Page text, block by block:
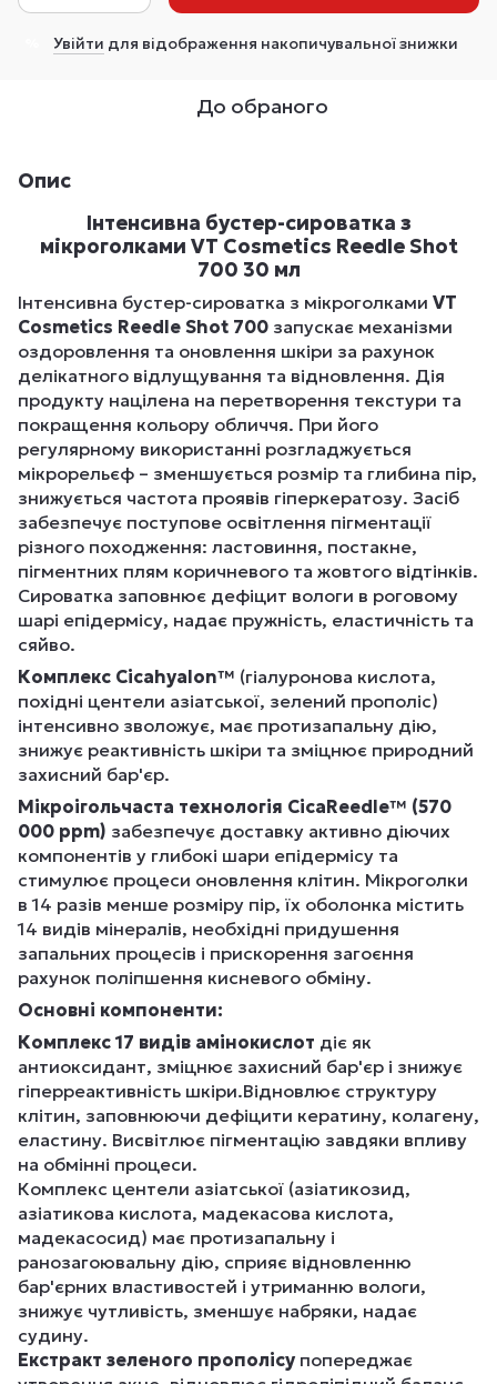
Увійти для відображення накопичувальної знижки
До обраного
Опис
Інтенсивна бустер-сироватка з
мікроголками VT Cosmetics Reedle Shot
700 30 мл
Інтенсивна бустер-сироватка з мікроголками VT
Cosmetics Reedle Shot 700 запускає механізми
оздоровлення та оновлення шкіри за рахунок
делікатного відлущування та відновлення. Дія
продукту націлена на перетворення текстури та
покращення кольору обличчя. При його
регулярному використанні розгладжується
мікрорельєф – зменшується розмір та глибина пір,
знижується частота проявів гіперкератозу. Засіб
забезпечує поступове освітлення пігментації
різного походження: ластовиння, постакне,
пігментних плям коричневого та жовтого відтінків.
Сироватка заповнює дефіцит вологи в роговому
шарі епідермісу, надає пружність, еластичність та
сяйво.
Комплекс Cicahyalon™ (гіалуронова кислота,
похідні центели азіатської, зелений прополіс)
інтенсивно зволожує, має протизапальну дію,
знижує реактивність шкіри та зміцнює природний
захисний бар'єр.
Мікроігольчаста технологія CicaReedle™ (570
000 ppm) забезпечує доставку активно діючих
компонентів у глибокі шари епідермісу та
стимулює процеси оновлення клітин. Мікроголки
в 14 разів менше розміру пір, їх оболонка містить
14 видів мінералів, необхідні придушення
запальних процесів і прискорення загоєння
рахунок поліпшення кисневого обміну.
Основні компоненти:
Комплекс 17 видів амінокислот діє як
антиоксидант, зміцнює захисний бар'єр і знижує
гіперреактивність шкіри.Відновлює структуру
клітин, заповнюючи дефіцити кератину, колагену,
еластину. Висвітлює пігментацію завдяки впливу
на обмінні процеси.
Комплекс центели азіатської (азіатикозид,
азіатикова кислота, мадекасова кислота,
мадекасосид) має протизапальну і
ранозагоювальну дію, сприяє відновленню
бар'єрних властивостей і утриманню вологи,
знижує чутливість, зменшує набряки, надає
судину.
Екстракт зеленого прополісу попереджає